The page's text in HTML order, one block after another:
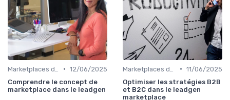
• 12/06/2025
Comprendre le concept de
marketplace dans le leadgen
• 11/06/2025
Optimiser les stratégies B2B
et B2C dans le leadgen
marketplace